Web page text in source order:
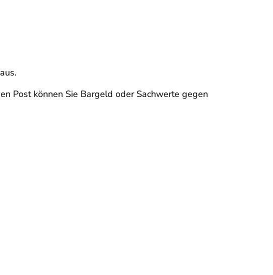
Post können Sie Bargeld oder Sachwerte gegen